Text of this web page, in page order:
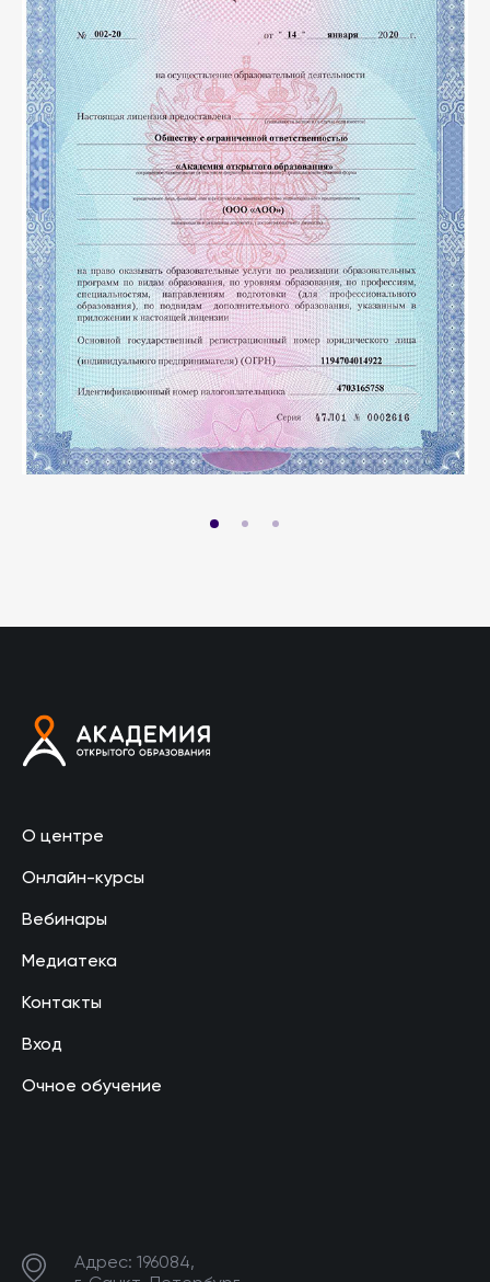
О центре
Онлайн-курсы
Вебинары
Медиатека
Контакты
Вход
Очное обучение
Адрес: 196084,